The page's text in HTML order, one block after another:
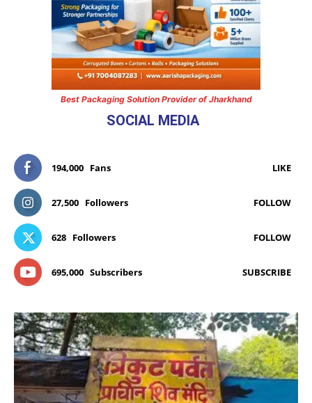
Best Packaging Solution Provider of Jharkhand
SOCIAL MEDIA
194,000 Fans LIKE
27,500 Followers FOLLOW
628 Followers FOLLOW
695,000 Subscribers SUBSCRIBE